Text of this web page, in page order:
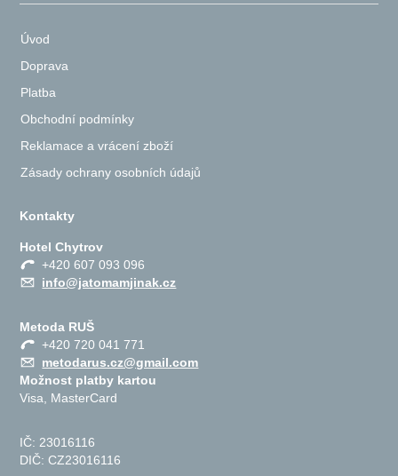
Úvod
Doprava
Platba
Obchodní podmínky
Reklamace a vrácení zboží
Zásady ochrany osobních údajů
Kontakty
Hotel Chytrov
+420 607 093 096
info@jatomamjinak.cz
Metoda RUŠ
+420 720 041 771
metodarus.cz@gmail.com
Možnost platby kartou
Visa, MasterCard
IČ: 23016116
DIČ: CZ23016116